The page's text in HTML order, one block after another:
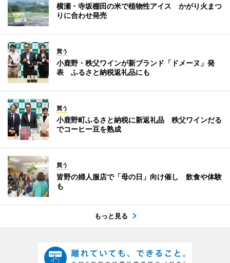
横瀬・寺坂棚田の米で植物性アイス かがり火まつ
りに合わせ発売
買う
小鹿野・秩父ワインが新ブランド「ドメーヌ」発
表 ふるさと納税返礼品にも
買う
小鹿野町ふるさと納税に新返礼品 秩父ワインだる
でコーヒー豆を熟成
買う
皆野の婦人服店で「母の日」向け催し 飲食や体験
も
もっと見る